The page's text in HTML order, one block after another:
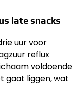
late snacks
uur voor
reflux
voldoende
gaat liggen, wat